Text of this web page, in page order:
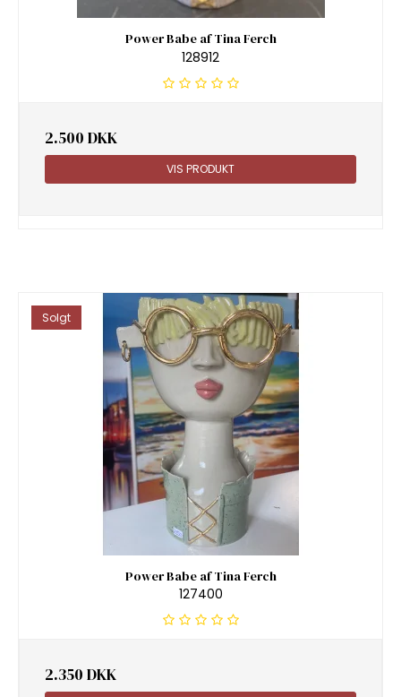
Power Babe af Tina Ferch
128912
2.500 DKK
VIS PRODUKT
Solgt
Power Babe af Tina Ferch
127400
2.350 DKK